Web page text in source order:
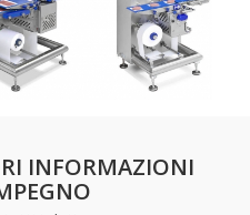
INFORMAZIONI